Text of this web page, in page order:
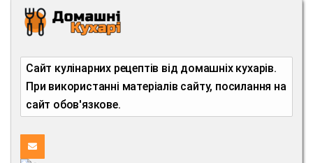
Сайт кулінарних рецептів від домашніх кухарів.
При використанні матеріалів сайту, посилання на
сайт обов'язкове.